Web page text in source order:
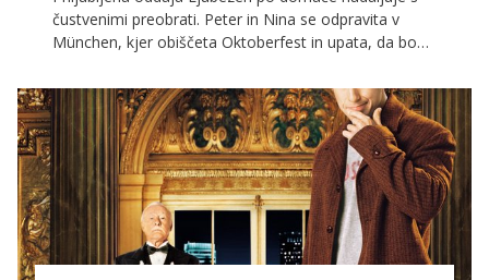
čustvenimi preobrati. Peter in Nina se odpravita v
München, kjer obiščeta Oktoberfest in upata, da bo
izbere svojo izbranko, Dejan uživa na Bledu, Sonja pa
je vse bolj naveličana.